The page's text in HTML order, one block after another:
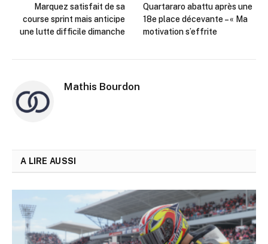
Marquez satisfait de sa
course sprint mais anticipe
une lutte difficile dimanche
Quartararo abattu après une
18e place décevante – « Ma
motivation s’effrite
Mathis Bourdon
A LIRE AUSSI